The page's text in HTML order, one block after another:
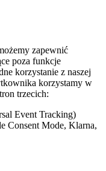
zapewnić
poza funkcje
korzystanie z naszej
korzystamy w
trzecich:
Event Tracking)
Consent Mode, Klarna,